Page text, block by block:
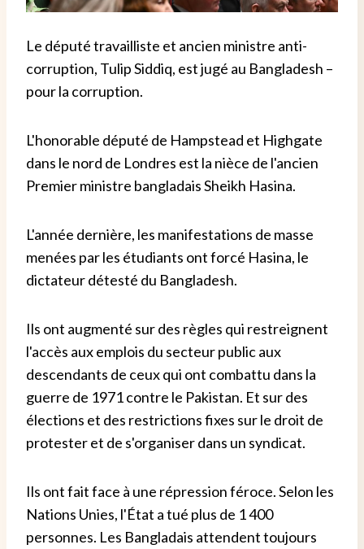
Le député travailliste et ancien ministre anti-
corruption, Tulip Siddiq, est jugé au Bangladesh –
pour la corruption.
L'honorable député de Hampstead et Highgate
dans le nord de Londres est la nièce de l'ancien
Premier ministre bangladais Sheikh Hasina.
L'année dernière, les manifestations de masse
menées par les étudiants ont forcé Hasina, le
dictateur détesté du Bangladesh.
Ils ont augmenté sur des règles qui restreignent
l'accès aux emplois du secteur public aux
descendants de ceux qui ont combattu dans la
guerre de 1971 contre le Pakistan. Et sur des
élections et des restrictions fixes sur le droit de
protester et de s'organiser dans un syndicat.
Ils ont fait face à une répression féroce. Selon les
Nations Unies, l'État a tué plus de 1 400
personnes. Les Bangladais attendent toujours